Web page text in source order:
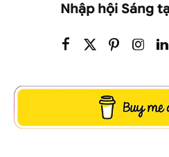
Nhập hội Sáng